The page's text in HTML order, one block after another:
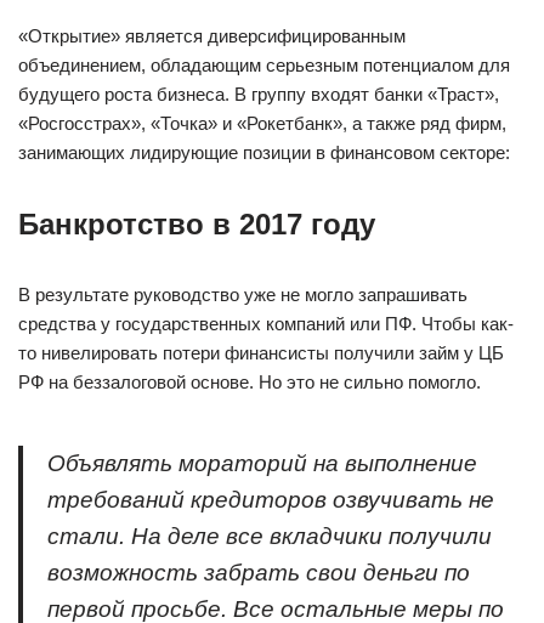
«Открытие» является диверсифицированным
объединением, обладающим серьезным потенциалом для
будущего роста бизнеса. В группу входят банки «Траст»,
«Росгосстрах», «Точка» и «Рокетбанк», а также ряд фирм,
занимающих лидирующие позиции в финансовом секторе:
Банкротство в 2017 году
В результате руководство уже не могло запрашивать
средства у государственных компаний или ПФ. Чтобы как-
то нивелировать потери финансисты получили займ у ЦБ
РФ на беззалоговой основе. Но это не сильно помогло.
Объявлять мораторий на выполнение
требований кредиторов озвучивать не
стали. На деле все вкладчики получили
возможность забрать свои деньги по
первой просьбе. Все остальные меры по